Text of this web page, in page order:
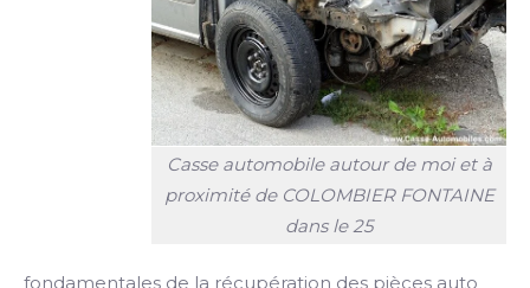
Casse automobile autour de moi et à
proximité de COLOMBIER FONTAINE
dans le 25
fondamentales de la récupération des pièces auto